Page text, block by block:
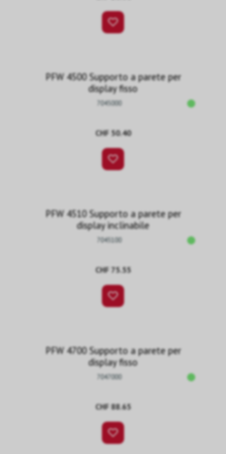
PFW 4500 Supporto a parete per
display fisso
7045000
CHF 50.40
PFW 4510 Supporto a parete per
display inclinabile
7045100
CHF 75.55
PFW 4700 Supporto a parete per
display fisso
7047000
CHF 88.65